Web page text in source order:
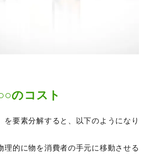
のコスト
を要素分解すると、以下のようになり
理的に物を消費者の手元に移動させる